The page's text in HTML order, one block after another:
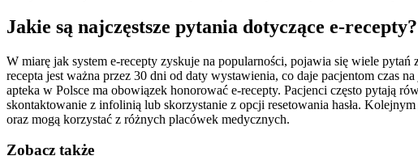
Jakie są najczęstsze pytania dotyczące e-recepty?
W miarę jak system e-recepty zyskuje na popularności, pojawia się wiele
recepta jest ważna przez 30 dni od daty wystawienia, co daje pacjentom czas
apteka w Polsce ma obowiązek honorować e-recepty. Pacjenci często pytają
skontaktowanie z infolinią lub skorzystanie z opcji resetowania hasła.
oraz mogą korzystać z różnych placówek medycznych.
Zobacz także